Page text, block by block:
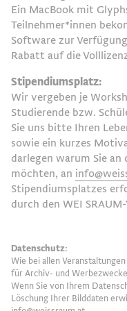
Ein MacBook mit
Teilnehmer*innen
Software zur
Rabatt auf die
Stipendiumsplatz:
Wir vergeben je
Studierende bzw.
Sie uns bitte Ihren
sowie ein kurzes
darlegen warum Sie an
möchten, an
Stipendiumsplatzes
durch den WEI
Datenschutz:
Wie bei allen
für Archiv- und
Wenn Sie von Ihrem
Löschung Ihrer Bilddaten